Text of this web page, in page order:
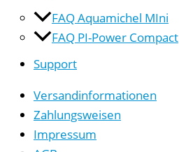
FAQ Aquamichel MIni
FAQ PI-Power Compact
Support
Versandinformationen
Zahlungsweisen
Impressum